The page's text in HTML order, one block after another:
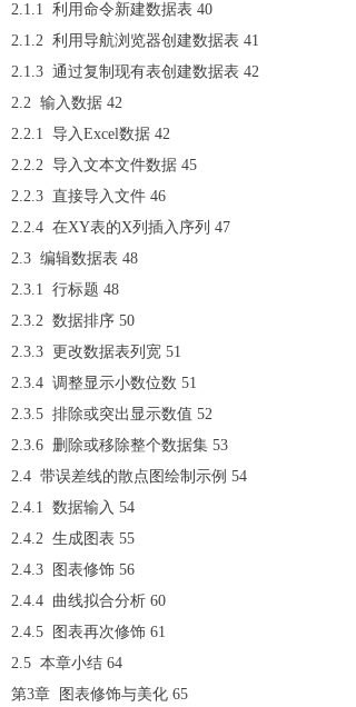
2.1.1 利用命令新建数据表 40
2.1.2 利用导航浏览器创建数据表 41
2.1.3 通过复制现有表创建数据表 42
2.2 输入数据 42
2.2.1 导入Excel数据 42
2.2.2 导入文本文件数据 45
2.2.3 直接导入文件 46
2.2.4 在XY表的X列插入序列 47
2.3 编辑数据表 48
2.3.1 行标题 48
2.3.2 数据排序 50
2.3.3 更改数据表列宽 51
2.3.4 调整显示小数位数 51
2.3.5 排除或突出显示数值 52
2.3.6 删除或移除整个数据集 53
2.4 带误差线的散点图绘制示例 54
2.4.1 数据输入 54
2.4.2 生成图表 55
2.4.3 图表修饰 56
2.4.4 曲线拟合分析 60
2.4.5 图表再次修饰 61
2.5 本章小结 64
第3章 图表修饰与美化 65